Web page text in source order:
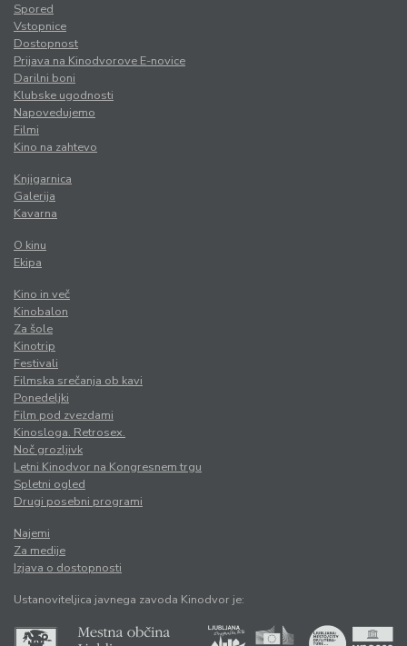
Spored
Vstopnice
Dostopnost
Prijava na Kinodvorove E-novice
Darilni boni
Klubske ugodnosti
Napovedujemo
Filmi
Kino na zahtevo
Knjigarnica
Galerija
Kavarna
O kinu
Ekipa
Kino in več
Kinobalon
Za šole
Kinotrip
Festivali
Filmska srečanja ob kavi
Ponedeljki
Film pod zvezdami
Kinosloga. Retrosex.
Noč grozljivk
Letni Kinodvor na Kongresnem trgu
Spletni ogled
Drugi posebni programi
Najemi
Za medije
Izjava o dostopnosti
Ustanoviteljica javnega zavoda Kinodvor je: